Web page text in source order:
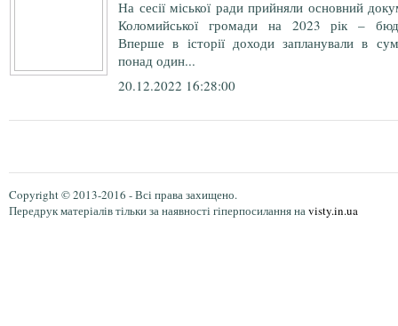
На сесії міської ради прийняли основний
Коломийської громади на 2023 рік –
Вперше в історії доходи запланували в
понад один...
20.12.2022 16:28:00
Copyright © 2013-2016 - Всі права захищено.
Передрук матеріалів тільки за наявності гіперпосилання наvisty.in.ua